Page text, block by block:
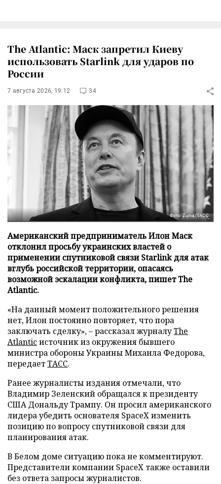
The Atlantic: Маск запретил Киеву
использовать Starlink для ударов по
России
7 августа 2026, 19:12 34
Фото: Zuma/ТАСС
Американский предприниматель Илон Маск
отклонил просьбу украинских властей о
применении спутниковой связи Starlink для атак
вглубь российской территории, опасаясь
возможной эскалации конфликта, пишет The
Atlantic.
«На данный момент положительного решения
нет, Илон постоянно повторяет, что пора
заключать сделку», – рассказал журналуThe
Atlanticисточник из окружения бывшего
министра обороны Украины Михаила Федорова,
передаетТАСС.
Ранее журналисты издания отмечали, что
Владимир Зеленский обращался к президенту
США Дональду Трампу. Он просил американского
лидера убедить основателя SpaceX изменить
позицию по вопросу спутниковой связи для
планирования атак.
В Белом доме ситуацию пока не комментируют.
Представители компании SpaceX также оставили
без ответа запросы журналистов.